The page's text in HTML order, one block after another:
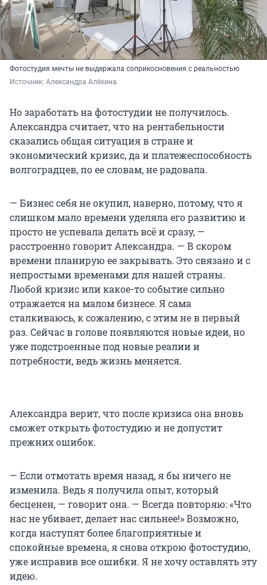
Фотостудия мечты не выдержала соприкосновения с реальностью
Источник: Александра Алёхина
Но заработать на фотостудии не получилось.
Александра считает, что на рентабельности
сказались общая ситуация в стране и
экономический кризис, да и платежеспособность
волгоградцев, по ее словам, не радовала.
— Бизнес себя не окупил, наверно, потому, что я
слишком мало времени уделяла его развитию и
просто не успевала делать всё и сразу, —
расстроенно говорит Александра. — В скором
времени планирую ее закрывать. Это связано и с
непростыми временами для нашей страны.
Любой кризис или какое-то событие сильно
отражается на малом бизнесе. Я сама
сталкиваюсь, к сожалению, с этим не в первый
раз. Сейчас в голове появляются новые идеи, но
уже подстроенные под новые реалии и
потребности, ведь жизнь меняется.
Александра верит, что после кризиса она вновь
сможет открыть фотостудию и не допустит
прежних ошибок.
— Если отмотать время назад, я бы ничего не
изменила. Ведь я получила опыт, который
бесценен, — говорит она. — Всегда повторяю: «Что
нас не убивает, делает нас сильнее!» Возможно,
когда наступят более благоприятные и
спокойные времена, я снова открою фотостудию,
уже исправив все ошибки. Я не хочу оставлять эту
идею.